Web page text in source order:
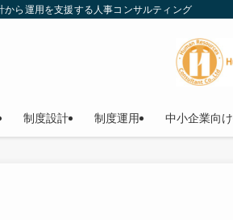
から運用を支援する人事コンサルティング
制度設計 制度運用 中小企業向け